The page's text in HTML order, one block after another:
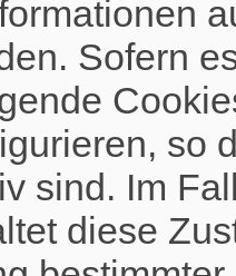
Sofern
so
sind. Im
diese